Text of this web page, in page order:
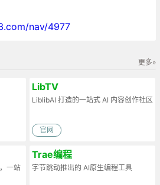
nav/4977
更多»
LibTV
LiblibAI 打造的一站式 AI 内容创作社区
官网
一站
Trae编程
字节跳动推出的 AI原生编程工具